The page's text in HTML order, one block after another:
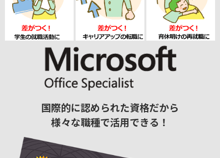
国際的に認められた資格だから
様々な職種で活用できる！